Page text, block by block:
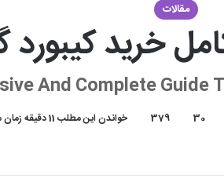
مقالات
خرید
And Complete Guide
30
379 خواندن این مطلب 11 دقیقه زمان میبرد